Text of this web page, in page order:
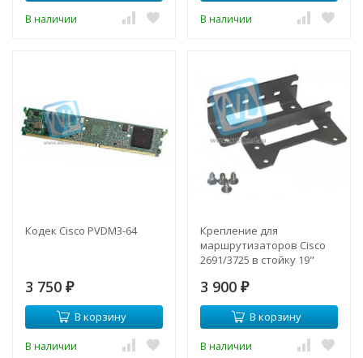
В наличии В наличии
Кодек Cisco PVDM3-64
3 750 ₽
В корзину
В наличии
Крепление для
маршрутизаторов Cisco
2691/3725 в стойку 19"
3 900 ₽
В корзину
В наличии